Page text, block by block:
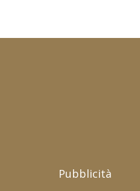
Pubblicità